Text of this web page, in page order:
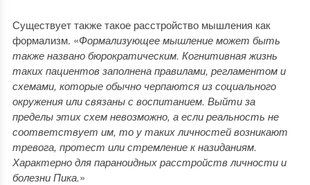
Существует также такое расстройство мышления как
формализм. «Формализующее мышление может быть
также названо бюрократическим. Когнитивная жизнь
таких пациентов заполнена правилами, регламентом и
схемами, которые обычно черпаются из социального
окружения или связаны с воспитанием. Выйти за
пределы этих схем невозможно, а если реальность не
соответствует им, то у таких личностей возникают
тревога, протест или стремление к назиданиям.
Характерно для параноидных расстройств личности и
болезни Пика.»